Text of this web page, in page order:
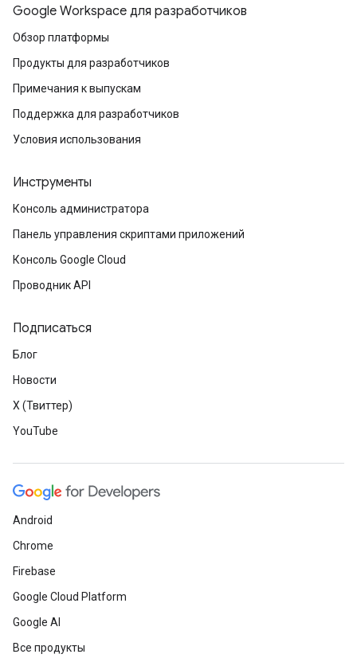
Google Workspace для разработчиков
Обзор платформы
Продукты для разработчиков
Примечания к выпускам
Поддержка для разработчиков
Условия использования
Инструменты
Консоль администратора
Панель управления скриптами приложений
Консоль Google Cloud
Проводник API
Подписаться
Блог
Новости
X (Твиттер)
YouTube
Android
Chrome
Firebase
Google Cloud Platform
Google AI
Все продукты